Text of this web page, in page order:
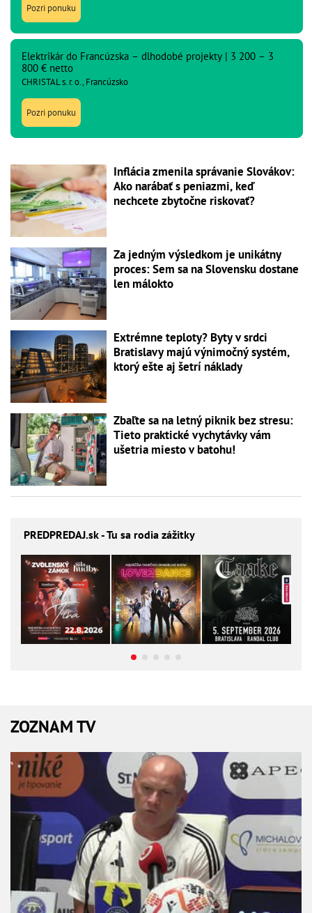
Pozri ponuku
Elektrikár do Francúzska – dlhodobé projekty | 3 200 – 3
800 € netto
CHRISTAL s. r. o., Francúzsko
Pozri ponuku
Inflácia zmenila správanie Slovákov:
Ako narábať s peniazmi, keď
nechcete zbytočne riskovať?
Za jedným výsledkom je unikátny
proces: Sem sa na Slovensku dostane
len málokto
Extrémne teploty? Byty v srdci
Bratislavy majú výnimočný systém,
ktorý ešte aj šetrí náklady
Zbaľte sa na letný piknik bez stresu:
Tieto praktické vychytávky vám
ušetria miesto v batohu!
PREDPREDAJ.sk - Tu sa rodia zážitky
ZOZNAM TV